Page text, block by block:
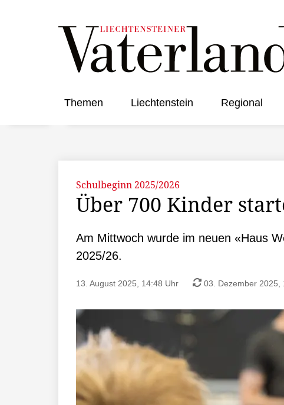
Themen Liechtenstein Regional
Schulbeginn 2025/2026
Über 700 Kinder
Am Mittwoch wurde im neuen «Haus
2025/26.
13. August 2025, 14:48 Uhr 03. Dezember 2025,